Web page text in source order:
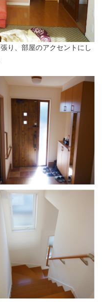
り、部屋のアクセントにし